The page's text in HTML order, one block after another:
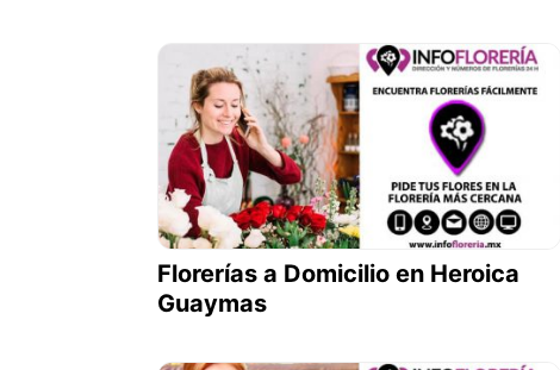
Florerías a Domicilio en Heroica
Guaymas